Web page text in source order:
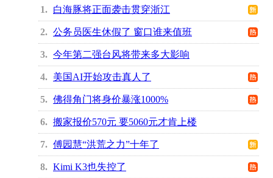
1 白海豚将正面袭击贯穿浙江
2 公务员医生休假了 窗口谁来值班
3 今年第二强台风将带来多大影响
4 美国AI开始攻击真人了
5 佛得角门将身价暴涨1000%
6 搬家报价570元 要5060元才肯上楼
7 傅园慧“洪荒之力”十年了
8 Kimi K3也失控了